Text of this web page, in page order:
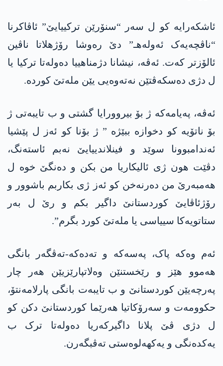
ئاشکەرایە کو ل سەر “سنۆرێن ترکییایێ” ئاڤاکرنا
“ناڤچەیەک ئەولەهـ” دێ رەوشا رۆژھلاتا ناڤین
ئالۆزتر کەت. ئەڤە، نیشانا دژمناھییا دەولەتا ترکیا یا
ل دژی دەسکەڤتێن نەتەوەیی یێن ملەتێ کوردە.
ئەڤە، پەیامەکە ژ بۆ بیروورایا گشتی و ب تایبەتی ژ
بۆ ناتۆیە کو دخوازە ببێژە ” ژ بۆنا کو ئەز ل پێشیا
ئەندامبوونا سوێد و فینلاندییایێ نەبم ئاستەنگ،
دڤێت ھون ژی ئالیکاریا من بکن و دەنگێ خوە ل
ھەمبەرێ من دەرنەخن کو ئەز ژی بکاربم باشوور و
رۆژئاڤایێ کوردستانێ داگیر بکم و رێ ل بەر
ستاتویەکا سییاسی یا ملەتێ کورد بگرم”.
ئەم وەکە پاک، پەسەکە و تەدەکە-تەڤگەر بانگی
ھەموو ھێز و رێخستنێن وەلاتپارێزیێن ھەر چار
پەرچەیێن کوردستانێ و ب تایبەت بانگی پارلامەنتۆ،
حکوومەت و سەرۆکاتیا ھەرێما کوردستانێ دکن کو
ل دژی ڤێ پلانا داگیرکەریا دەولەتا ترک ب
یەکدەنگی و یەکھەلوەستی تەڤبگەرن.